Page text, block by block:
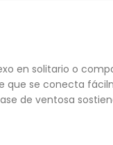
en solitario o
se conecta
de ventosa